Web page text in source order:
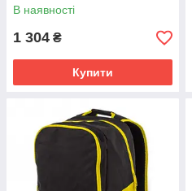
В наявності
1 304 ₴
Купити